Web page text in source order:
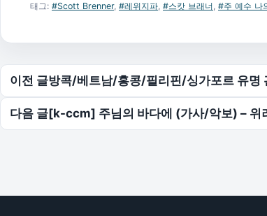
태그: #Scott Brenner, #레위지파, #스캇 브래너, #주 예수 나
글 탐색
이전 글방콕/베트남/홍콩/필리핀/싱가포르 유명
다음 글[k-ccm] 주님의 바다에 (가사/악보) – 위